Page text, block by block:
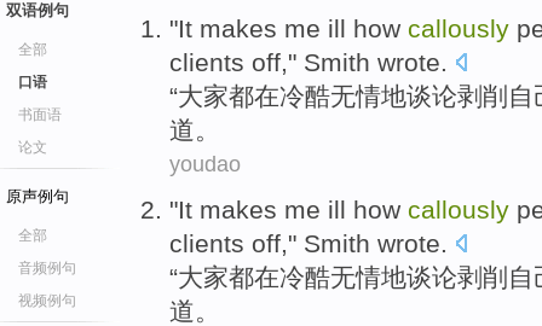
双语例句
全部
口语
书面语
论文
原声例句
全部
音频例句
视频例句
"It makes me ill how callously
clients off," Smith wrote.
“大家都在冷酷无情地谈论剥削 自
道。
youdao
"It makes me ill how callously
clients off," Smith wrote.
“大家都在冷酷无情地谈论剥削 自
道。